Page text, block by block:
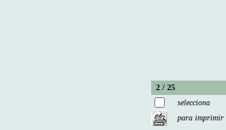
2 / 25
selecciona
para imprimir